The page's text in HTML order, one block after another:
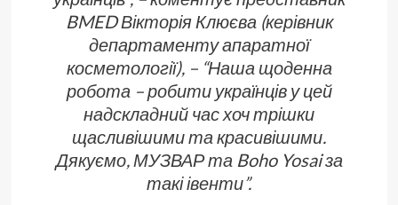
BMED Вікторія Клюєва (керівник
департаменту апаратної
косметології),– “Наша щоденна
робота – робити українців у цей
надскладний час хоч трішки
щасливішими та красивішими.
Дякуємо, МУЗВАР та Boho Yosai за
такі івенти”.